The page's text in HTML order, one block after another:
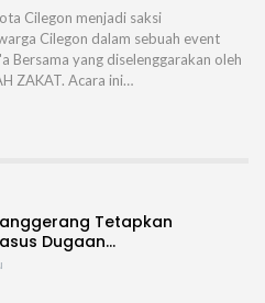
Cilegon menjadi saksi
Cilegon dalam sebuah event
Bersama yang diselenggarakan oleh
ZAKAT. Acara ini…
Tetapkan
Dugaan…